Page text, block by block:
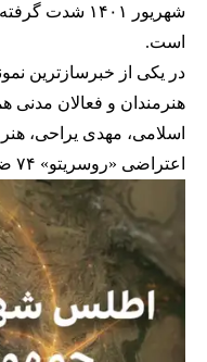
شهریور ۱۴۰۱
است.
در یکی از خبرسازترین
هنرمندان و فعالان مدنی
اسلامی، مهدی یراحی،
اعتراضی «روسریتو» ۷۴ ضربه شلاق زد